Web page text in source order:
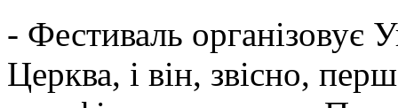
- Фестиваль організовує
Церква, і він, звісно,